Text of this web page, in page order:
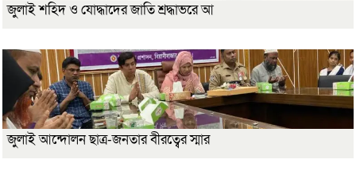
জুলাই শহিদ ও যোদ্ধাদের জাতি শ্রদ্ধাভরে আ
জুলাই আন্দোলন ছাত্র-জনতার বীরত্বের স্মার